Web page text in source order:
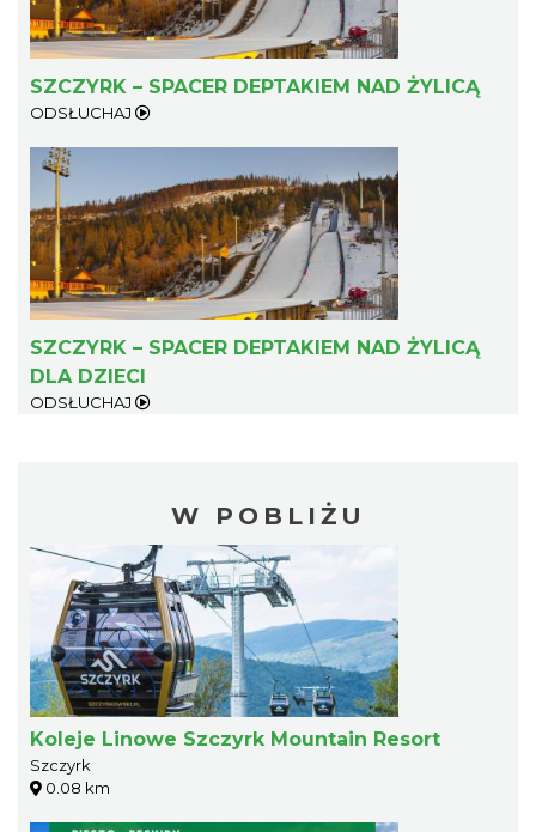
SZCZYRK – SPACER DEPTAKIEM NAD ŻYLICĄ
ODSŁUCHAJ
SZCZYRK – SPACER DEPTAKIEM NAD ŻYLICĄ
DLA DZIECI
ODSŁUCHAJ
W POBLIŻU
Koleje Linowe Szczyrk Mountain Resort
Szczyrk
0.08 km